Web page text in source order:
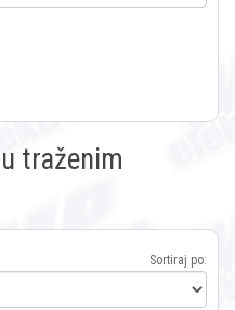
traženim
Sortiraj po: